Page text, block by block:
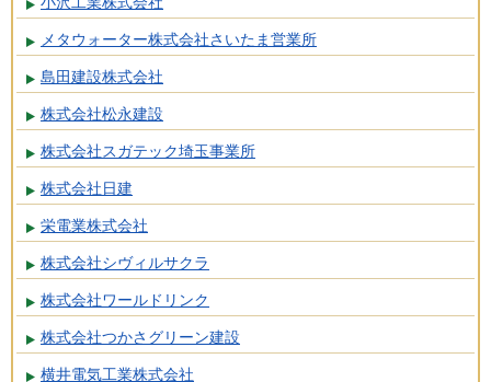
メタウォーター株式会社さいたま営業所
島田建設株式会社
株式会社松永建設
株式会社スガテック埼玉事業所
株式会社日建
栄電業株式会社
株式会社シヴィルサクラ
株式会社ワールドリンク
株式会社つかさグリーン建設
横井電気工業株式会社